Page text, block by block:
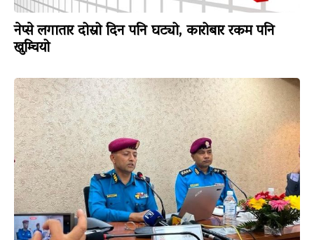
नेप्से लगातार दोस्रो दिन पनि घट्यो, कारोबार रकम पनि
खुम्चियो